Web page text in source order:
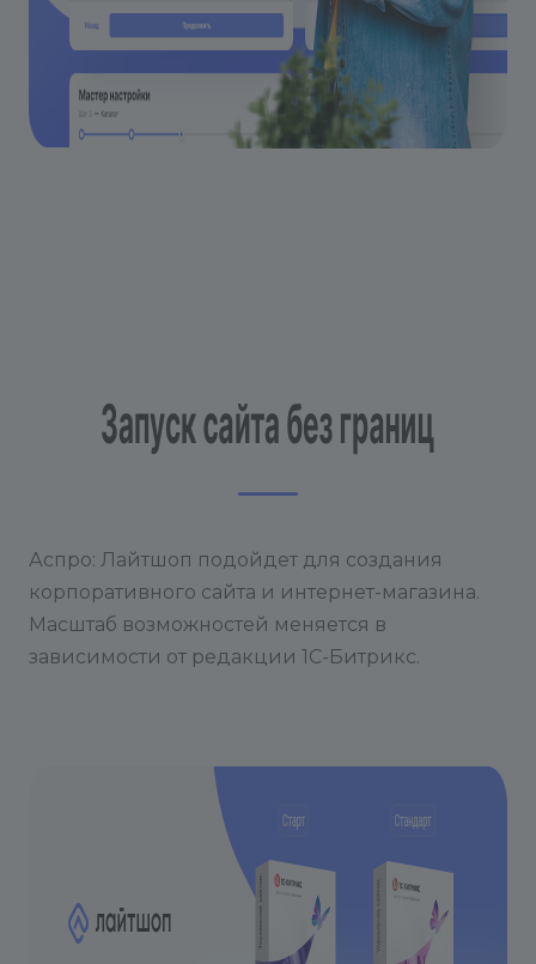
Аспро: Лайтшоп подойдет для создания
корпоративного сайта и интернет-магазина.
Масштаб возможностей меняется в
зависимости от редакции 1С-Битрикс.